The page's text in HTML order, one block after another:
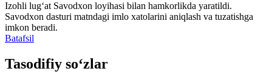
Izohli lugʻat Savodxon loyihasi bilan hamkorlikda yaratildi.
Savodxon dasturi matndagi imlo xatolarini aniqlash va tuzatishga
imkon beradi.
Batafsil
Tasodifiy so‘zlar